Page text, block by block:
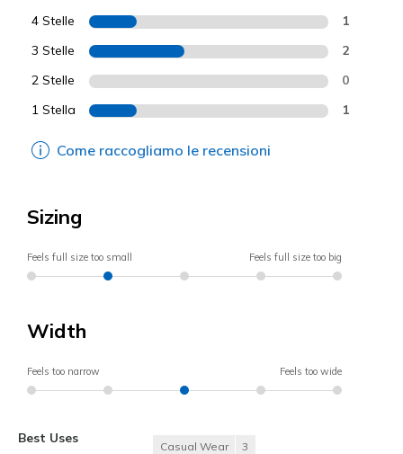
4 Stelle 1
3 Stelle 2
2 Stelle 0
1 Stella 1
Come raccogliamo le recensioni
Sizing
Feels full size too small Feels full size too big
Width
Feels too narrow Feels too wide
Best Uses
Casual Wear 3